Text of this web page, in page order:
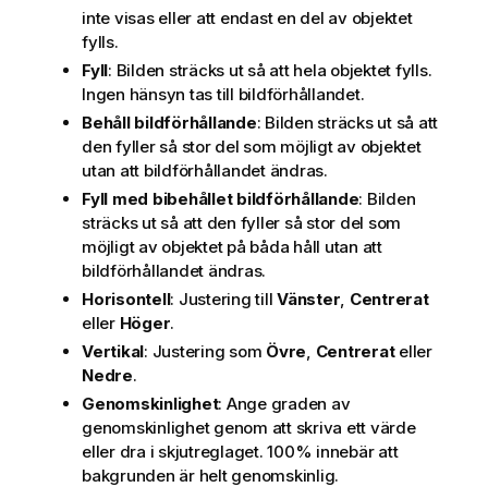
inte visas eller att endast en del av objektet
fylls.
Fyll: Bilden sträcks ut så att hela objektet fylls.
Ingen hänsyn tas till bildförhållandet.
Behåll bildförhållande: Bilden sträcks ut så att
den fyller så stor del som möjligt av objektet
utan att bildförhållandet ändras.
Fyll med bibehållet bildförhållande: Bilden
sträcks ut så att den fyller så stor del som
möjligt av objektet på båda håll utan att
bildförhållandet ändras.
Horisontell: Justering till Vänster Centrerat
eller Höger.
Vertikal: Justering som Övre Centrerateller
Nedre.
Genomskinlighet: Ange graden av
genomskinlighet genom att skriva ett värde
eller dra i skjutreglaget. 100% innebär att
bakgrunden är helt genomskinlig.